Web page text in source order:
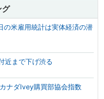
グ
の米雇用統計は実体経済の潜
近まで下げ渋る
ナダIvey購買部協会指数